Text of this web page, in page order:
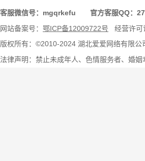
客服微信号：mgqrkefu 官方客服QQ：
网站备案号： 鄂ICP备12009722号 经营许可
版权所有：©2010-2024 湖北爱爱网络有限
法律声明：禁止未成年人、色情服务者、婚